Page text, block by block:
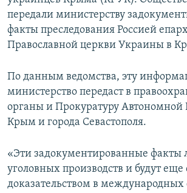
передали министерству
факты преследования Россией
Православной церкви Украины в
По данным ведомства, эту
министерство передаст в
органы и Прокуратуру Автономной
Крым и города Севастополя.
«Эти задокументированные факты
уголовных производств и будут
доказательством в международных